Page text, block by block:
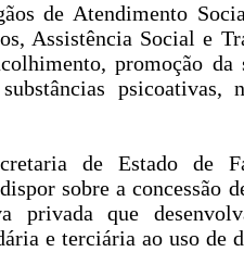
de Atendimento
Assistência Social e
promoção da
de Estado de
sobre a concessão
privada que
e terciária ao uso de